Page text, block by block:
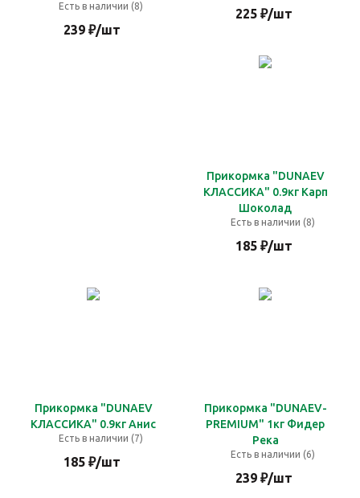
Есть в наличии (8)
239₽/шт
225₽/шт
Прикормка "DUNAEV
КЛАССИКА" 0.9кг Карп
Шоколад
Есть в наличии (8)
185₽/шт
Прикормка "DUNAEV
КЛАССИКА" 0.9кг Анис
Есть в наличии (7)
185₽/шт
Прикормка "DUNAEV-
PREMIUM" 1кг Фидер
Река
Есть в наличии (6)
239₽/шт